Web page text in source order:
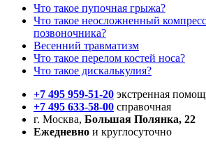
Что такое пупочная грыжа?
Что такое неосложненный
позвоночника?
Весенний травматизм
Что такое перелом костей носа?
Что такое дискалькулия?
+7 495 959-51-20 экстренная
+7 495 633-58-00 справочная
г. Москва, Большая Полянка, 22
Ежедневно и круглосуточно